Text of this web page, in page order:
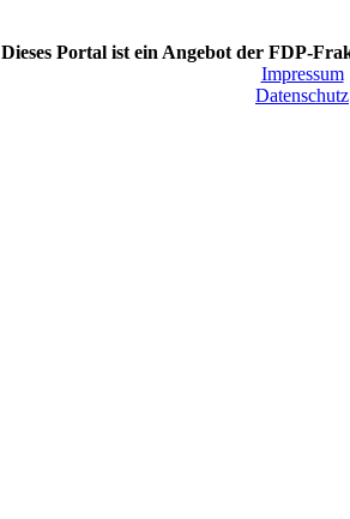
Dieses Portal ist ein Angebot der FDP-
Impressum
Datenschutz